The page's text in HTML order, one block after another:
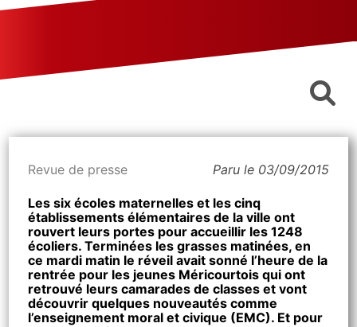
Revue de presse Paru le 03/09/2015
Les six écoles maternelles et les cinq
établissements élémentaires de la ville ont
rouvert leurs portes pour accueillir les 1248
écoliers. Terminées les grasses matinées, en
ce mardi matin le réveil avait sonné l’heure de la
rentrée pour les jeunes Méricourtois qui ont
retrouvé leurs camarades de classes et vont
découvrir quelques nouveautés comme
l’enseignement moral et civique (EMC). Et pour